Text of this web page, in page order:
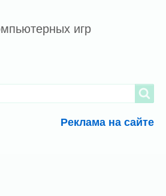
игр
Реклама на сайте